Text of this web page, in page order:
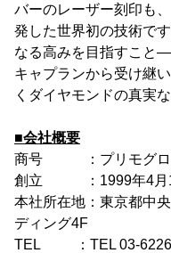
バーのレーザー刻印も
発した世界初の技術で
なる高みを目指すこと
キャプランから受け継
くダイヤモンドの真実な
■会社概要
商号 ：プリモグロー
創立 ：1999年4月
本社所在地：東京都中
ディング4F
TEL ：TEL 03-6226-